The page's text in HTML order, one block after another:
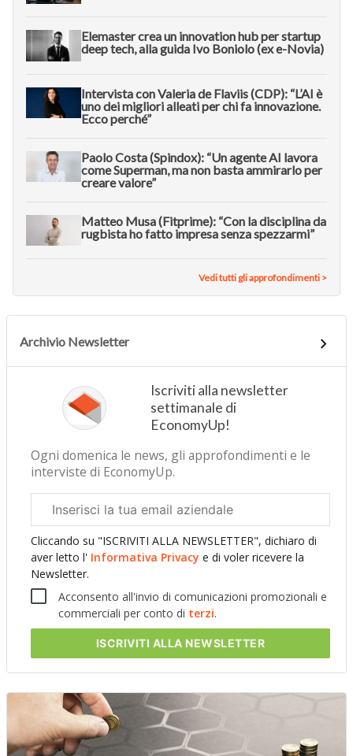
Elemaster crea un innovation hub per startup
deep tech, alla guida Ivo Boniolo (ex e-Novia)
Intervista con Valeria de Flaviis (CDP): “L’AI è
uno dei migliori alleati per chi fa innovazione.
Ecco perché”
Paolo Costa (Spindox): “Un agente AI lavora
come Superman, ma non basta ammirarlo per
creare valore”
Matteo Musa (Fitprime): “Con la disciplina da
rugbista ho fatto impresa senza spezzarmi”
Vedi tutti gli approfondimenti >
Archivio Newsletter
Iscriviti alla newsletter
settimanale di
EconomyUp!
Ogni domenica le news, gli approfondimenti e le
interviste di EconomyUp.
aziendale
Cliccando su "ISCRIVITI ALLA NEWSLETTER", dichiaro di
aver letto l' Informativa Privacy e di voler ricevere la
Newsletter.
Acconsento all'invio di comunicazioni promozionali e
commerciali per conto di terzi.
ISCRIVITI ALLA NEWSLETTER